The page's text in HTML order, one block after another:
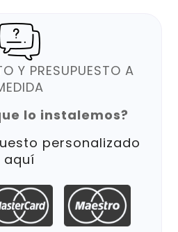
Y PRESUPUESTO A
lo instalemos?
personalizado
aquí